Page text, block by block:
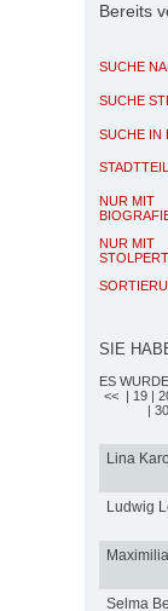
Bereits
SUCHE
SUCHE
SUCHE IN
NUR MIT
NUR MIT
SIE
ES
<< | 19 |
| 30
Lina
Ludwig
Selma